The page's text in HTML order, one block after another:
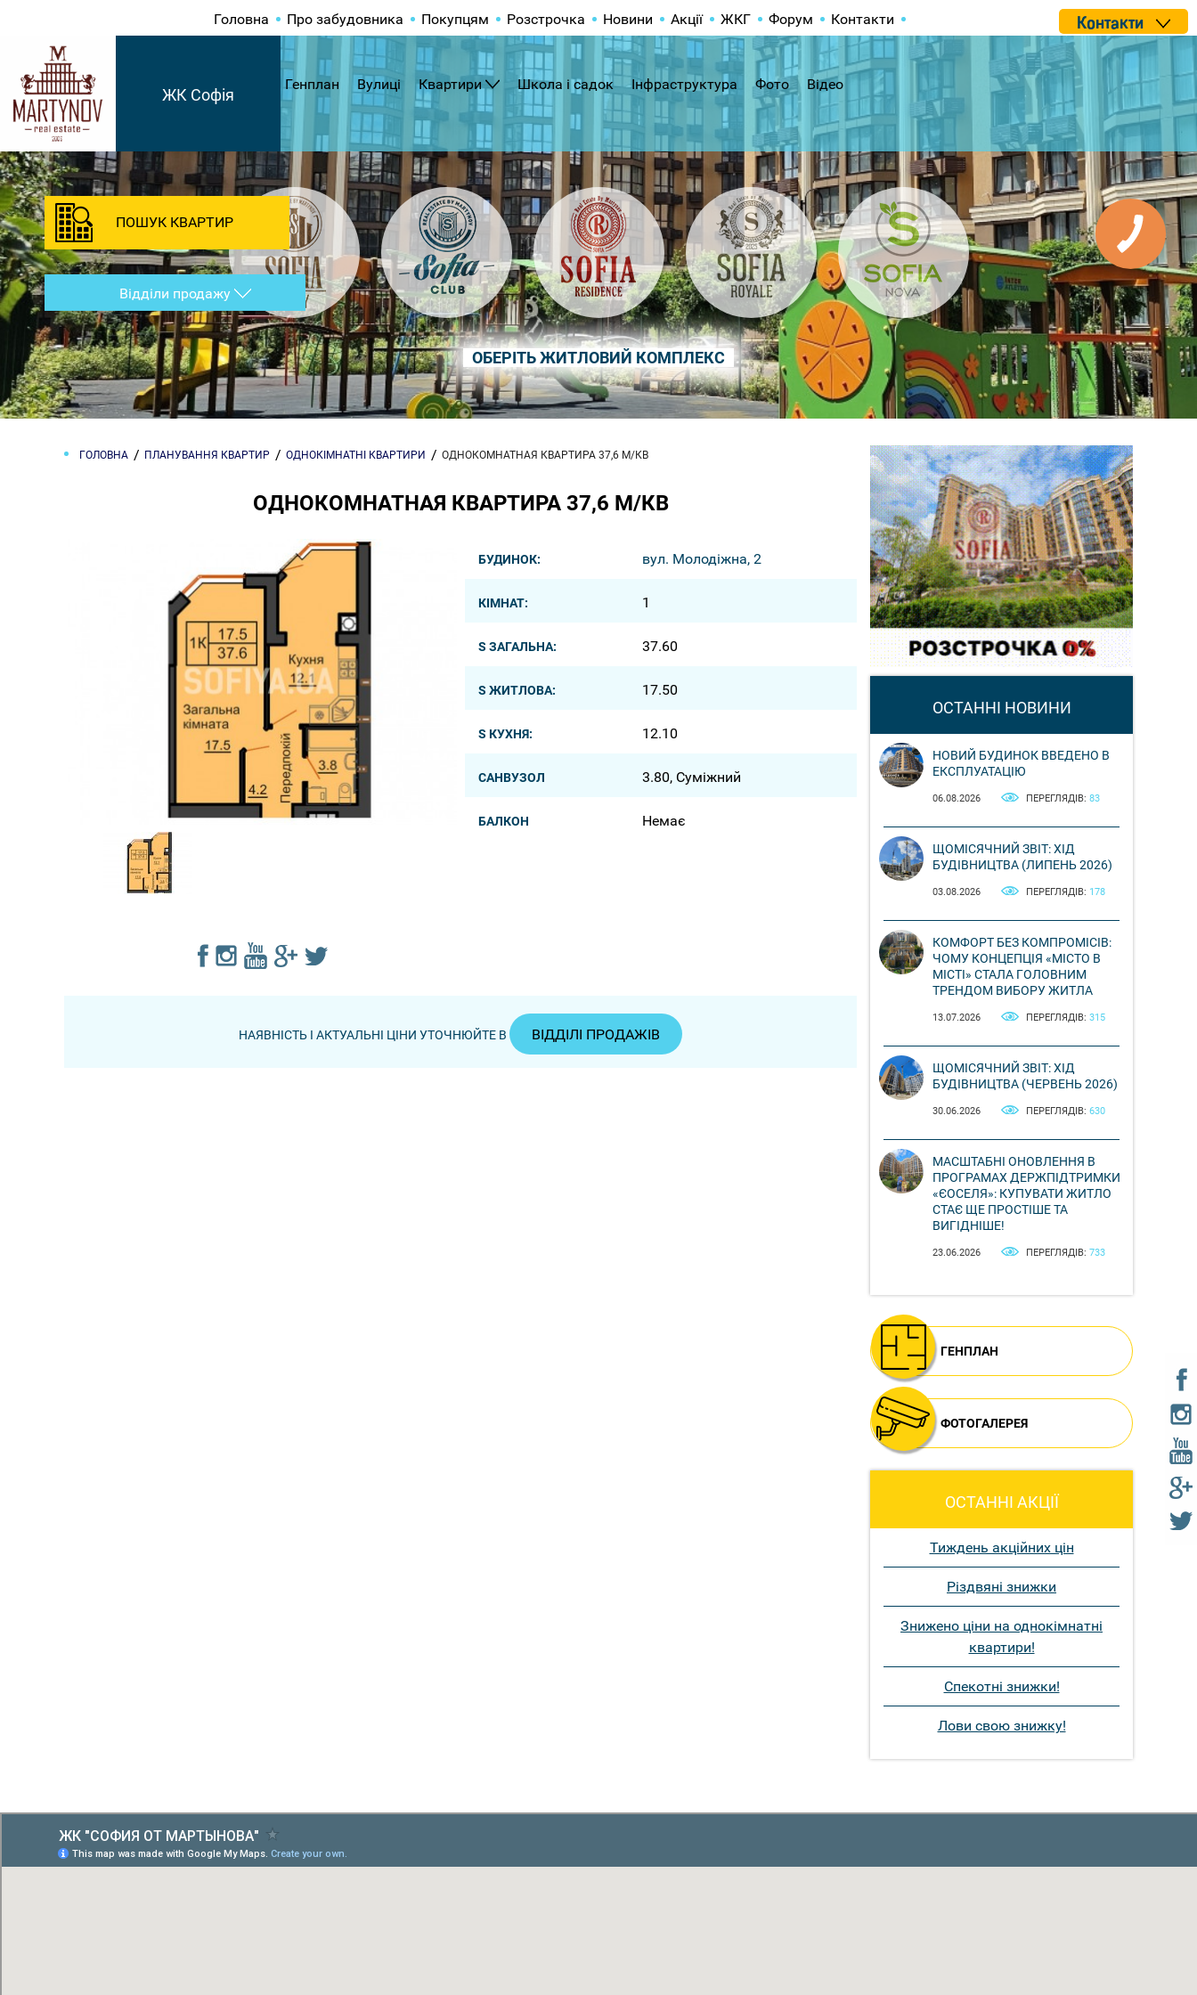
ОБЕРІТЬ ЖИТЛОВИЙ КОМПЛЕКС
Головна Про забудовника Покупцям Розстрочка Новини Акції ЖКГ Форум Контакти Контакти
ЖК Софія
Генплан Вулиці Квартири Школа і садок Інфраструктура Фото Відео
ПОШУК КВАРТИР
Відділи продажу
ГОЛОВНА ПЛАНУВАННЯ КВАРТИР ОДНОКІМНАТНІ КВАРТИРИ ОДНОКОМНАТНАЯ КВАРТИРА 37,6 М/КВ
ОДНОКОМНАТНАЯ КВАРТИРА 37,6 М/КВ
БУДИНОК: вул. Молодіжна, 2
КІМНАТ: 1
S ЗАГАЛЬНА: 37.60
S ЖИТЛОВА: 17.50
S КУХНЯ: 12.10
САНВУЗОЛ 3.80, Суміжний
БАЛКОН Немає
НАЯВНІСТЬ І АКТУАЛЬНІ ЦІНИ УТОЧНЮЙТЕ В ВІДДІЛІ ПРОДАЖІВ
ОСТАННІ НОВИНИ
НОВИЙ БУДИНОК ВВЕДЕНО В
ЕКСПЛУАТАЦІЮ
06.08.2026 ПЕРЕГЛЯДІВ: 83
ЩОМІСЯЧНИЙ ЗВІТ: ХІД
БУДІВНИЦТВА (ЛИПЕНЬ 2026)
03.08.2026 ПЕРЕГЛЯДІВ: 178
КОМФОРТ БЕЗ КОМПРОМІСІВ:
ЧОМУ КОНЦЕПЦІЯ «МІСТО В
МІСТІ» СТАЛА ГОЛОВНИМ
ТРЕНДОМ ВИБОРУ ЖИТЛА
13.07.2026 ПЕРЕГЛЯДІВ: 315
ЩОМІСЯЧНИЙ ЗВІТ: ХІД
БУДІВНИЦТВА (ЧЕРВЕНЬ 2026)
30.06.2026 ПЕРЕГЛЯДІВ: 630
МАСШТАБНІ ОНОВЛЕННЯ В
ПРОГРАМАХ ДЕРЖПІДТРИМКИ
«ЄОСЕЛЯ»: КУПУВАТИ ЖИТЛО
СТАЄ ЩЕ ПРОСТІШЕ ТА
ВИГІДНІШЕ!
23.06.2026 ПЕРЕГЛЯДІВ: 733
ГЕНПЛАН
ФОТОГАЛЕРЕЯ
ОСТАННІ АКЦІЇ
Тиждень акційних цін
Різдвяні знижки
Знижено ціни на однокімнатні
квартири!
Спекотні знижки!
Лови свою знижку!